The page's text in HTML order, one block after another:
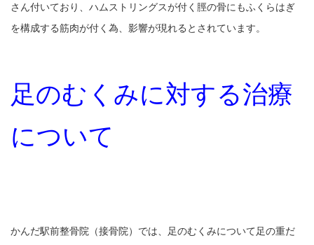
さん付いており、ハムストリングスが付く脛の骨にもふくらはぎ
を構成する筋肉が付く為、影響が現れるとされています。
足のむくみに対する治療
について
かんだ駅前整骨院（接骨院）では、足のむくみについて足の重だ